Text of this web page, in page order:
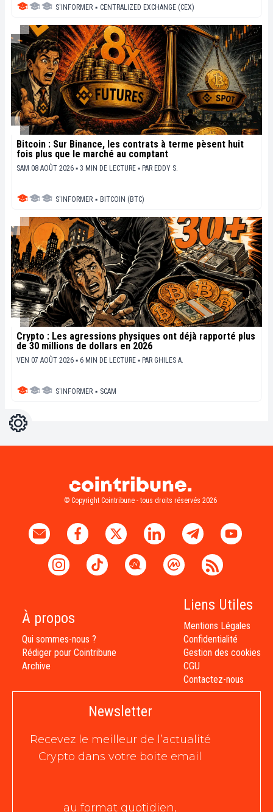
S'INFORMER ▪ CENTRALIZED EXCHANGE (CEX)
Bitcoin : Sur Binance, les contrats à terme pèsent huit
fois plus que le marché au comptant
SAM 08 AOÛT 2026 ▪ 3 MIN DE LECTURE ▪ PAR EDDY S.
S'INFORMER ▪ BITCOIN (BTC)
Crypto : Les agressions physiques ont déjà rapporté plus
de 30 millions de dollars en 2026
VEN 07 AOÛT 2026 ▪ 6 MIN DE LECTURE ▪ PAR GHILES A.
S'INFORMER ▪ SCAM
Réglages
© Copyright Cointribune - tous droits réservés 2026
À propos
Qui sommes-nous ?
Rédiger pour Cointribune
Archive
Liens Utiles
Mentions Légales
Confidentialité
Gestion des cookies
CGU
Contactez-nous
Newsletter
Recevez le meilleur de l’actualité
Crypto dans votre boite email
au format quotidien,